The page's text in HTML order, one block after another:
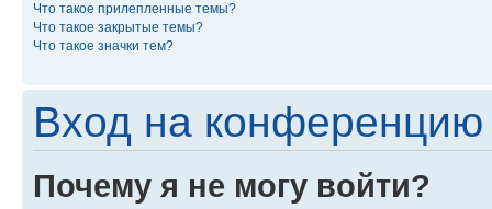
Что такое прилепленные темы?
Что такое закрытые темы?
Что такое значки тем?
Вход на конференцию
Почему я не могу войти?